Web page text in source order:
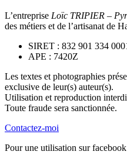
L’entreprise Loïc TRIPIER –
des métiers et de l’artisanat de
SIRET : 832 901 334
APE : 7420Z
Les textes et photographies
exclusive de leur(s) auteur(s).
Utilisation et reproduction
Toute fraude sera sanctionnée.
Contactez-moi
Pour une utilisation sur